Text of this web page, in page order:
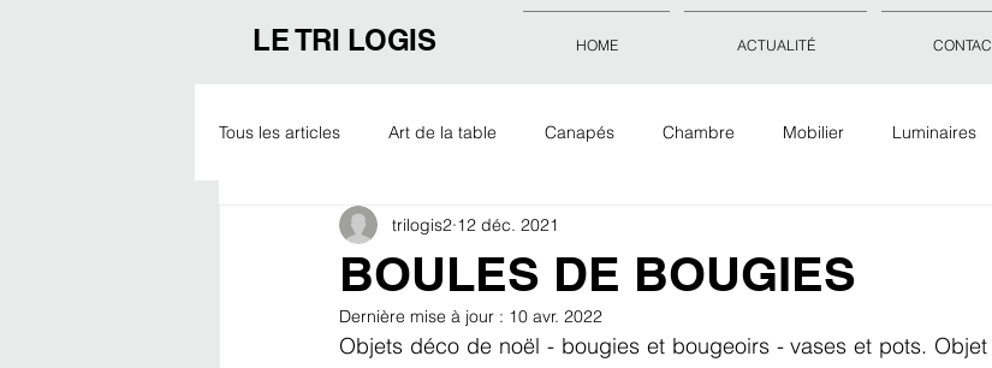
LE TRI LOGIS HOME ACTUALITÉ
Tous les articles Art de la table Canapés Chambre Mobilier Luminaires
Noël Expo Objets déco
BOULES DE BOUGIES
trilogis2 12 déc. 2021
Dernière mise à jour : 10 avr. 2022
Objets déco de noël - bougies et bougeoirs - vases et pots.